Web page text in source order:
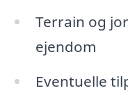
Terrain og
ejendom
Eventuelle